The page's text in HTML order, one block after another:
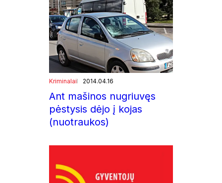
Kriminalai 2014.04.16
Ant mašinos nugriuvęs
pėstysis dėjo į kojas
(nuotraukos)